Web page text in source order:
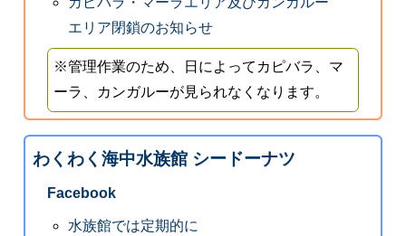
エリア閉鎖のお知らせ
※管理作業のため、日によってカピバラ、マ
ーラ、カンガルーが見られなくなります。
わくわく海中水族館 シードーナツ
Facebook
水族館では定期的に